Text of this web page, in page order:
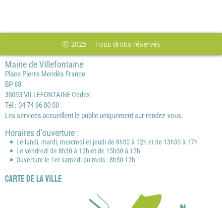
Ⓒ 2025 – Tous droits réservés
Mairie de Villefontaine
Place Pierre Mendès France
BP 88
38093 VILLEFONTAINE Cedex
Tél : 04 74 96 00 00
Les services accueillent le public uniquement sur rendez-vous.
Horaires d’ouverture :
Le lundi, mardi, mercredi et jeudi de 8h30 à 12h et de 13h30 à 17h
Le vendredi de 8h30 à 12h et de 15h30 à 17h
Ouverture le 1er samedi du mois : 8h30-12h
Carte de la ville